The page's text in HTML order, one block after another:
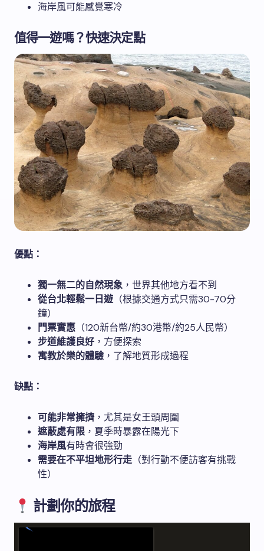
海岸風可能感覺寒冷
值得一遊嗎？快速決定點
優點：
獨一無二的自然現象 ，世界其他地方看不到
從台北輕鬆一日遊（根據交通方式只需30-70分
鐘）
門票實惠 （120新台幣/約30港幣/約25人民幣）
步道維護良好 ，方便探索
寓教於樂的體驗 ，了解地質形成過程
缺點：
可能非常擁擠 ，尤其是女王頭周圍
遮蔽處有限 ，夏季時暴露在陽光下
海岸風有時會很強勁
需要在不平坦地形行走 （對行動不便訪客有挑戰
性）
計劃你的旅程